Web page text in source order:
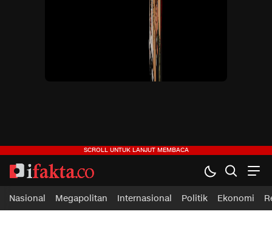
ifakta.co
#pastibenar
Nasional Megapolitan Internasional Politik Ekonomi